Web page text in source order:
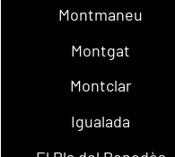
Montmaneu
Montgat
Montclar
Igualada